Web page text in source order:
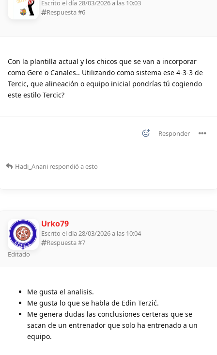
Escrito el día 28/03/2026 a las 10:03
Respuesta #6
Con la plantilla actual y los chicos que se van a incorporar
como Gere o Canales.. Utilizando como sistema ese 4-3-3 de
Tercic, que alineación o equipo inicial pondrías tú cogiendo
este estilo Tercic?
Responder
Hadi_Anani respondió a esto
Urko79
Escrito el día 28/03/2026 a las 10:04
Respuesta #7
Editado
Me gusta el analisis.
Me gusta lo que se habla de Edin Terzić.
Me genera dudas las conclusiones certeras que se
sacan de un entrenador que solo ha entrenado a un
equipo.